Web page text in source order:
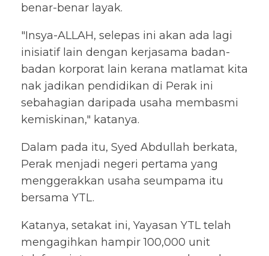
benar-benar layak.
"Insya-ALLAH, selepas ini akan ada lagi
inisiatif lain dengan kerjasama badan-
badan korporat lain kerana matlamat kita
nak jadikan pendidikan di Perak ini
sebahagian daripada usaha membasmi
kemiskinan," katanya.
Dalam pada itu, Syed Abdullah berkata,
Perak menjadi negeri pertama yang
menggerakkan usaha seumpama itu
bersama YTL.
Katanya, setakat ini, Yayasan YTL telah
mengagihkan hampir 100,000 unit